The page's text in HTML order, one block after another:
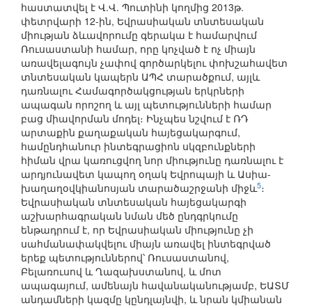
հաստատվել է Վ.Վ. Պուտինի կողմից 2013թ.
փետրվարի 12-ին, Եվրասիական տնտեսական
միության ձևավորումը գերակա է համարվում
Ռուսաստանի համար, որը կոչված է ոչ միայն
առավելագույն չափով գործարկելու փոխշահավետ
տնտեսական կապերն ԱՊՀ տարածքում, այլև
դառնալու Համագործակցության երկրների
ապագան որոշող և այլ պետությունների համար
բաց միավորման մոդել։ Ինչպես նշվում է ՌԴ
արտաքին քաղաքական հայեցակարգում,
համընդհանուր ինտեգրացիոն սկզբունքների
հիման վրա կառուցվող նոր միությունը դառնալու է
արդյունավետ կապող օղակ Եվրոպայի և Ասիա-
խաղաղօվկիանոսյան տարածաշրջանի միջև5։
Եվրասիական տնտեսական հայեցակարգի
աշխարհագրական նման մեծ ընդգրկումը
ենթադրում է, որ Եվրասիական միությունը չի
սահմանափակվելու միայն առավել ինտեգրված
երեք պետություններով՝ Ռուսաստանով,
Բելառուսով և Ղազախստանով, և մոտ
ապագայում, ամենայն հավանականությամբ, ԵԱՏՄ
անդամների կազմը կընդլայնվի, և նրան կմիանան